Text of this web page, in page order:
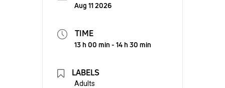
Aug 11 2026
TIME
13 h 00 min - 14 h 30 min
LABELS
Adults